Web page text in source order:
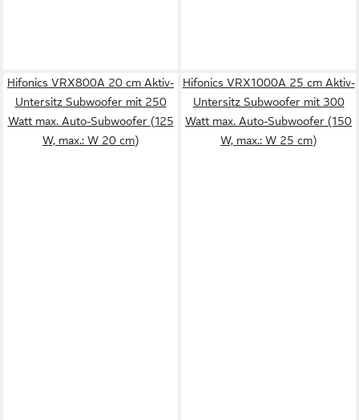
Hifonics VRX800A 20 cm Aktiv-
Untersitz Subwoofer mit 250
Watt max. Auto-Subwoofer (125
W, max.: W 20 cm)
Hifonics VRX1000A 25 cm Aktiv-
Untersitz Subwoofer mit 300
Watt max. Auto-Subwoofer (150
W, max.: W 25 cm)